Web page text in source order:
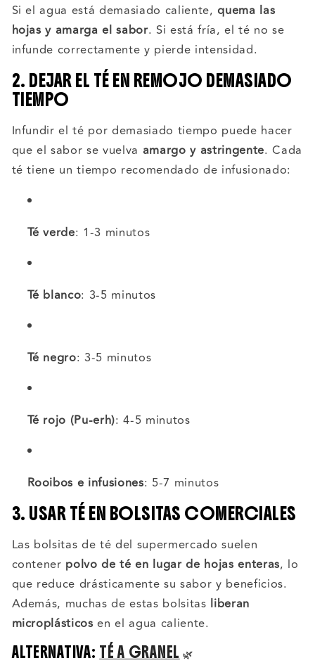
Si el agua está demasiado caliente,quema las
hojas y amarga el sabor. Si está fría, el té no se
infunde correctamente y pierde intensidad.
2. DEJAR EL TÉ EN REMOJO DEMASIADO
TIEMPO
Infundir el té por demasiado tiempo puede hacer
que el sabor se vuelva amargo y astringente. Cada
té tiene un tiempo recomendado de infusionado:
Té verde: 1-3 minutos
Té blanco: 3-5 minutos
Té negro: 3-5 minutos
Té rojo (Pu-erh): 4-5 minutos
Rooibos e infusiones: 5-7 minutos
3. USAR TÉ EN BOLSITAS COMERCIALES
Las bolsitas de té del supermercado suelen
contener polvo de té en lugar de hojas enteras, lo
que reduce drásticamente su sabor y beneficios.
Además, muchas de estas bolsitas liberan
microplásticos en el agua caliente.
ALTERNATIVA: TÉ A GRANEL 🌿